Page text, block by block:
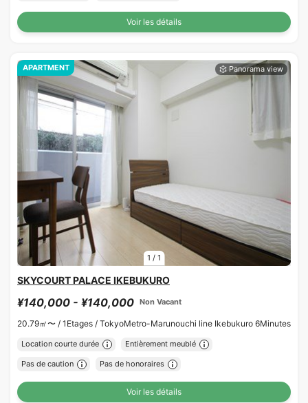
Voir les détails
1 / 1
APARTMENT
SKYCOURT PALACE IKEBUKURO
¥140,000 - ¥140,000 Non Vacant
20.79㎡〜 / 1Etages / TokyoMetro-Marunouchi line Ikebukuro 6Minutes
Location courte durée Entièrement meublé
Pas de caution Pas de honoraires
Voir les détails